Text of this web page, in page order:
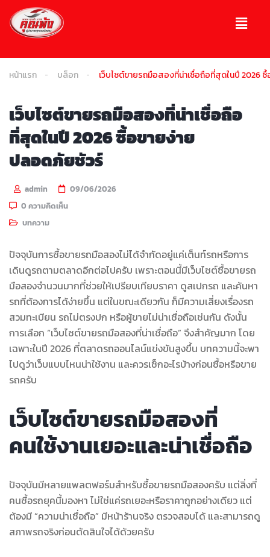
หน้าแรก บล็อก เว็บไซต์ขายรถมือสองที่น่าเชื่อถือที่สุดในปี 2026
เว็บไซต์ขายรถมือสองที่น่าเชื่อถือ
ที่สุดในปี 2026 ซื้อขายง่าย
ปลอดภัยชัวร์
admin
09/06/2026
0 ความคิดเห็น
บทความ
ปัจจุบันการซื้อขายรถมือสองไม่ได้จำกัดอยู่แค่เต็นท์รถหรือการ
เดินดูรถตามตลาดอีกต่อไปครับ เพราะตอนนี้มีเว็บไซต์ซื้อขายรถ
มือสองจำนวนมากที่ช่วยให้เปรียบเทียบราคา ดูสเปกรถ และค้นหา
รถที่ต้องการได้ง่ายขึ้น แต่ในขณะเดียวกัน ก็มีความเสี่ยงเรื่องรถ
สวมทะเบียน รถไม่ตรงปก หรือผู้ขายไม่น่าเชื่อถือเช่นกัน ดังนั้น
การเลือก “เว็บไซต์ขายรถมือสองที่น่าเชื่อถือ” จึงสำคัญมาก โดย
เฉพาะในปี 2026 ที่ตลาดรถออนไลน์แข่งขันสูงขึ้น บทความนี้จะพา
ไปดูว่าเว็บแบบไหนน่าใช้งาน และควรเช็กอะไรบ้างก่อนซื้อหรือขาย
รถครับ
เว็บไซต์ขายรถมือสองที่
คนใช้งานเยอะและน่าเชื่อถือ
ปัจจุบันมีหลายแพลตฟอร์มสำหรับซื้อขายรถมือสองครับ แต่สิ่งที่
คนซื้อรถยุคนี้มองหา ไม่ใช่แค่รถเยอะหรือราคาถูกอย่างเดียว แต่
ต้องมี “ความน่าเชื่อถือ” มีหน้าร้านจริง ตรวจสอบได้ และสามารถดู
สภาพรถจริงก่อนตัดสินใจได้ด้วยครับ